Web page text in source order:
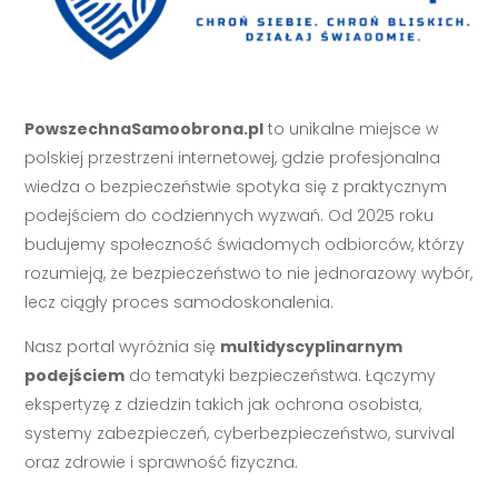
PowszechnaSamoobrona.pl to unikalne miejsce w
polskiej przestrzeni internetowej, gdzie profesjonalna
wiedza o bezpieczeństwie spotyka się z praktycznym
podejściem do codziennych wyzwań. Od 2025 roku
budujemy społeczność świadomych odbiorców, którzy
rozumieją, że bezpieczeństwo to nie jednorazowy wybór,
lecz ciągły proces samodoskonalenia.
Nasz portal wyróżnia się multidyscyplinarnym
podejściem do tematyki bezpieczeństwa. Łączymy
ekspertyzę z dziedzin takich jak ochrona osobista,
systemy zabezpieczeń, cyberbezpieczeństwo, survival
oraz zdrowie i sprawność fizyczna.